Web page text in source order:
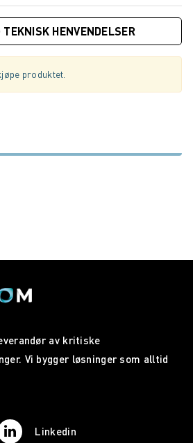
TEKNISK HENVENDELSER
produktet.
av kritiske
Vi bygger løsninger som alltid
Linkedin